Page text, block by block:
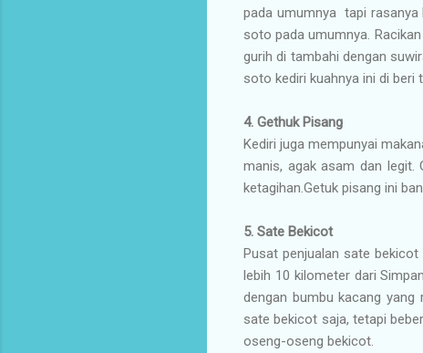
pada umumnya tapi rasanya
soto pada umumnya.
gurih di tambahi dengan
soto kediri kuahnya ini di beri
4. Gethuk Pisang
Kediri juga mempunyai
manis, agak asam dan legit.
ketagihan.Getuk pisang ini
5. Sate Bekicot
Pusat penjualan sate bekicot
lebih 10 kilometer dari
dengan bumbu kacang yang
sate bekicot saja, tetapi
oseng-oseng bekicot.